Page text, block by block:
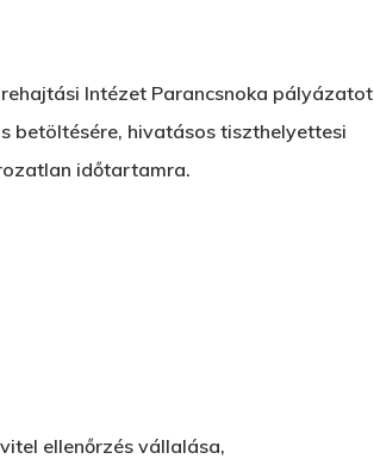
Intézet Parancsnoka pályázatot
betöltésére, hivatásos tiszthelyettesi
időtartamra.
ellenőrzés vállalása,